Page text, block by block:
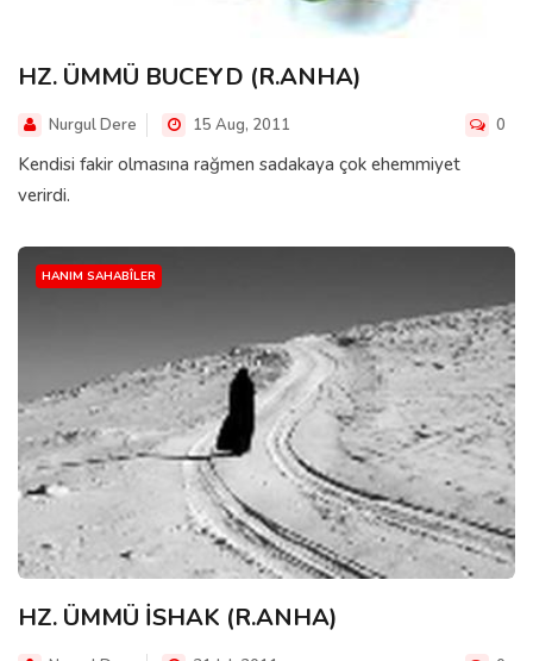
HZ. ÜMMÜ BUCEYD (R.ANHA)
Nurgul Dere 15 Aug, 2011 0
Kendisi fakir olmasına rağmen sadakaya çok ehemmiyet
verirdi.
HANIM SAHABÎLER
HZ. ÜMMÜ İSHAK (R.ANHA)